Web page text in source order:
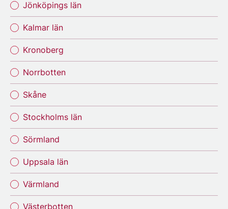
Jönköpings län
Kalmar län
Kronoberg
Norrbotten
Skåne
Stockholms län
Sörmland
Uppsala län
Värmland
Västerbotten